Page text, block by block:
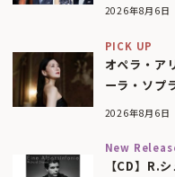
2026年8月6日
PICK UP
オペラ・ア
ーラ・ソプ
2026年8月6日
New
【CD】R.